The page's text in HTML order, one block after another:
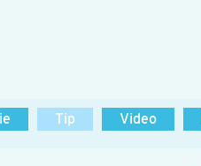
Tip Video